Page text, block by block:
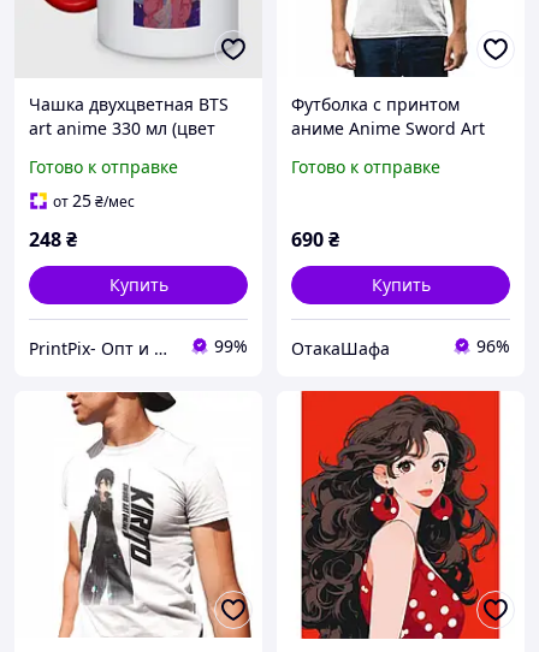
Чашка двухцветная BTS
art anime 330 мл (цвет
Готово к отправке
от25₴/мес
248₴
Купить
PrintPix- Опт и Розница 99%
Футболка с принтом
аниме Anime Sword Art
Готово к отправке
690₴
Купить
ОтакаШафа 96%